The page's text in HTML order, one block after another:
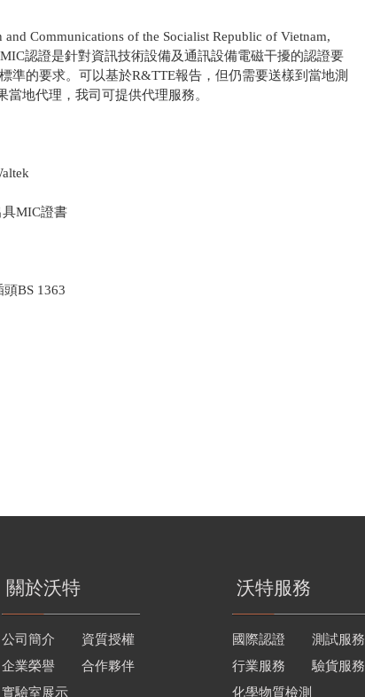
Communications of the Socialist Republic of Vietnam,
認證是針對資訊技術設備及通訊設備電磁干擾的認證要
準的要求。可以基於R&TTE報告，但仍需要送樣到當地測
地代理，我司可提供代理服務。
MIC證書
BS 1363
關於沃特
公司簡介
資質授權
企業榮譽
合作夥伴
實驗室展示
沃特服務
國際認證
測試服務
行業服務
驗貨服務
化學物質檢測